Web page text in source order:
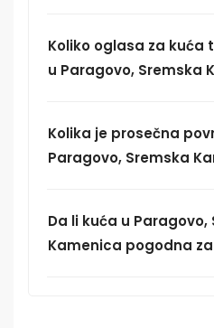
Koliko oglasa za kuća
u Paragovo, Sremska
Kolika je prosečna
Paragovo, Sremska
Da li kuća u Paragovo,
Kamenica pogodna